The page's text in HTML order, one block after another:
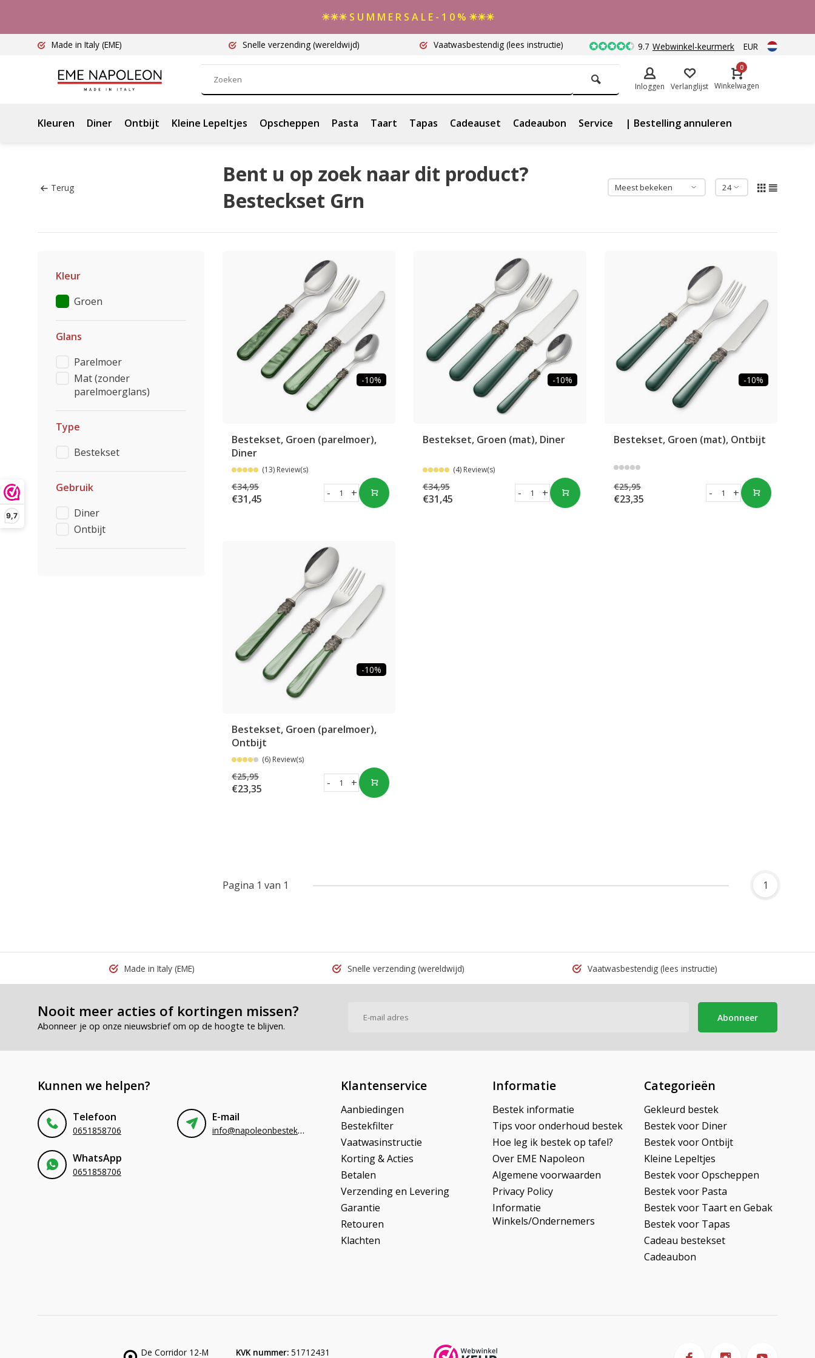
9,7
☀☀☀ S U M M E R S A L E - 1 0 % ☀☀☀
Made in Italy (EME) Snelle verzending (wereldwijd) Vaatwasbestendig (lees instructie) 9.7 Webwinkel-keurmerk EUR
Inloggen Verlanglijst
0
Winkelwagen
Kleuren Diner Ontbijt Kleine Lepeltjes Opscheppen Pasta Taart Tapas Cadeauset Cadeaubon Service | Bestelling annuleren
Terug
Bent u op zoek naar dit product?
Besteckset Grn
Kleur
Groen
Glans
Parelmoer
Mat (zonder
parelmoerglans)
Type
Bestekset
Gebruik
Diner
Ontbijt
-10%
Bestekset, Groen (parelmoer),
Diner
(13) Review(s)
€34,95
€31,45 +
-
-10%
Bestekset, Groen (mat), Diner
(4) Review(s)
€34,95
€31,45 +
-
-10%
Bestekset, Groen (mat), Ontbijt
€25,95
€23,35 +
-
-10%
Bestekset, Groen (parelmoer),
Ontbijt
(6) Review(s)
€25,95
€23,35 +
-
Pagina 1 van 1 1
Made in Italy (EME) Snelle verzending (wereldwijd) Vaatwasbestendig(lees instructie)
Nooit meer acties of kortingen missen?
Abonneer je op onze nieuwsbrief om op de hoogte te blijven.
Abonneer
Kunnen we helpen?
Telefoon
0651858706
E-mail
info@napoleonbestek.nl
WhatsApp
0651858706
Klantenservice
Aanbiedingen
Bestekfilter
Vaatwasinstructie
Korting & Acties
Betalen
Verzending en Levering
Garantie
Retouren
Klachten
Informatie
Bestek informatie
Tips voor onderhoud bestek
Hoe leg ik bestek op tafel?
Over EME Napoleon
Algemene voorwaarden
Privacy Policy
Informatie
Winkels/Ondernemers
Categorieën
Gekleurd bestek
Bestek voor Diner
Bestek voor Ontbijt
Kleine Lepeltjes
Bestek voor Opscheppen
Bestek voor Pasta
Bestek voor Taart en Gebak
Bestek voor Tapas
Cadeau bestekset
Cadeaubon
De Corridor 12-M KVK nummer: 51712431